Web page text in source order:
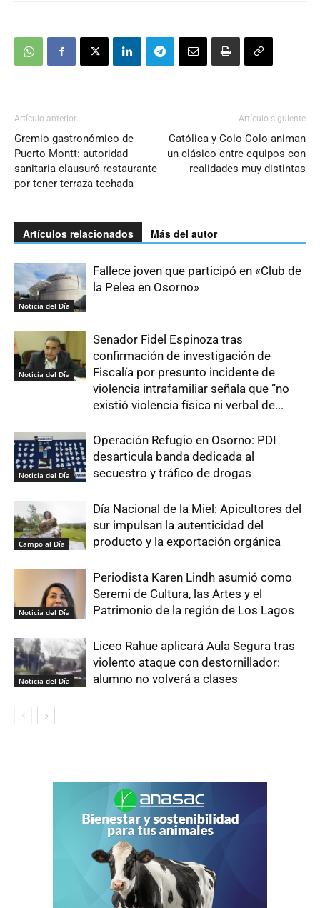
Artículo anterior
Gremio gastronómico de
Puerto Montt: autoridad
sanitaria clausuró restaurante
por tener terraza techada
Artículo siguiente
Católica y Colo Colo animan
un clásico entre equipos con
realidades muy distintas
Artículos relacionados Más del autor
Noticia del Día
Fallece joven que participó en «Club de
la Pelea en Osorno»
Noticia del Día
Senador Fidel Espinoza tras
confirmación de investigación de
Fiscalía por presunto incidente de
violencia intrafamiliar señala que “no
existió violencia física ni verbal de...
Noticia del Día
Operación Refugio en Osorno: PDI
desarticula banda dedicada al
secuestro y tráfico de drogas
Campo al Día
Día Nacional de la Miel: Apicultores del
sur impulsan la autenticidad del
producto y la exportación orgánica
Noticia del Día
Periodista Karen Lindh asumió como
Seremi de Cultura, las Artes y el
Patrimonio de la región de Los Lagos
Noticia del Día
Liceo Rahue aplicará Aula Segura tras
violento ataque con destornillador:
alumno no volverá a clases